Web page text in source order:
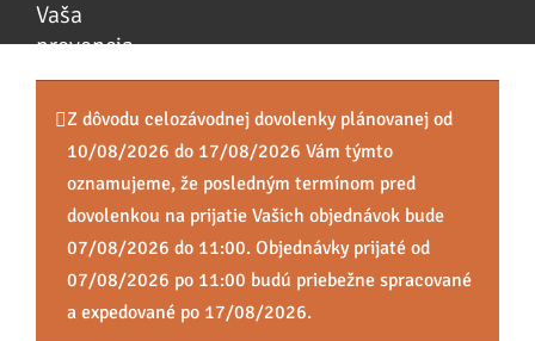
Vaša
prevencia
Z dôvodu celozávodnej dovolenky plánovanej od
10/08/2026 do 17/08/2026 Vám týmto
oznamujeme, že posledným termínom pred
dovolenkou na prijatie Vašich objednávok bude
07/08/2026 do 11:00. Objednávky prijaté od
07/08/2026 po 11:00 budú priebežne spracované
a expedované po 17/08/2026.